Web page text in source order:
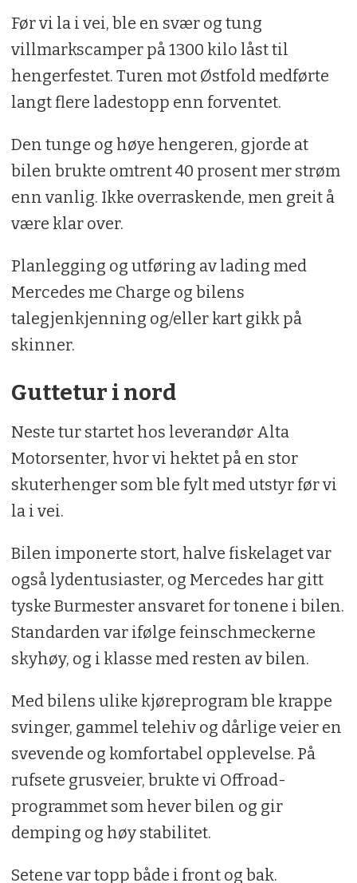
Før vi la i vei, ble en svær og tung
villmarkscamper på 1300 kilo låst til
hengerfestet. Turen mot Østfold medførte
langt flere ladestopp enn forventet.
Den tunge og høye hengeren, gjorde at
bilen brukte omtrent 40 prosent mer strøm
enn vanlig. Ikke overraskende, men greit å
være klar over.
Planlegging og utføring av lading med
Mercedes me Charge og bilens
talegjenkjenning og/eller kart gikk på
skinner.
Guttetur i nord
Neste tur startet hos leverandør Alta
Motorsenter, hvor vi hektet på en stor
skuterhenger som ble fylt med utstyr før vi
la i vei.
Bilen imponerte stort, halve fiskelaget var
også lydentusiaster, og Mercedes har gitt
tyske Burmester ansvaret for tonene i bilen.
Standarden var ifølge feinschmeckerne
skyhøy, og i klasse med resten av bilen.
Med bilens ulike kjøreprogram ble krappe
svinger, gammel telehiv og dårlige veier en
svevende og komfortabel opplevelse. På
rufsete grusveier, brukte vi Offroad-
programmet som hever bilen og gir
demping og høy stabilitet.
Setene var topp både i front og bak.